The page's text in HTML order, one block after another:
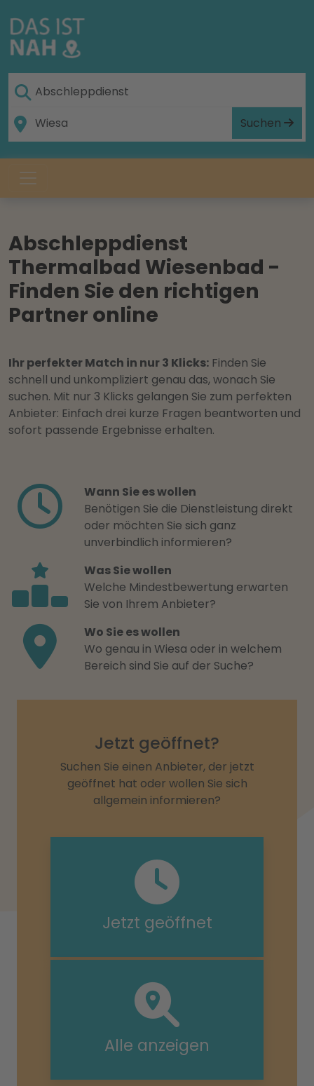
Suchen
Abschleppdienst
Thermalbad Wiesenbad -
Finden Sie den richtigen
Partner online
Ihr perfekter Match in nur 3 Klicks: Finden Sie
schnell und unkompliziert genau das, wonach Sie
suchen. Mit nur 3 Klicks gelangen Sie zum perfekten
Anbieter: Einfach drei kurze Fragen beantworten und
sofort passende Ergebnisse erhalten.
Wann Sie es wollen
Benötigen Sie die Dienstleistung direkt
oder möchten Sie sich ganz
unverbindlich informieren?
Was Sie wollen
Welche Mindestbewertung erwarten
Sie von Ihrem Anbieter?
Wo Sie es wollen
Wo genau in Wiesa oder in welchem
Bereich sind Sie auf der Suche?
Jetzt geöffnet?
Suchen Sie einen Anbieter, der jetzt
geöffnet hat oder wollen Sie sich
allgemein informieren?
Jetzt geöffnet
Alle anzeigen